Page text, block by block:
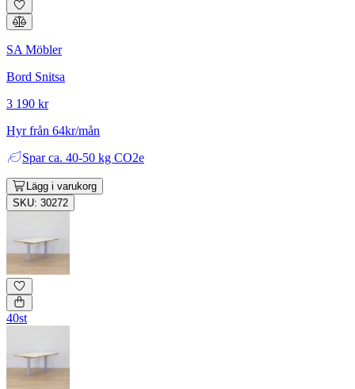
SA Möbler
Bord Snitsa
3 190 kr
Hyr från 64kr/mån
Spar ca. 40-50 kg CO2e
Lägg i varukorg
SKU: 30272
40st